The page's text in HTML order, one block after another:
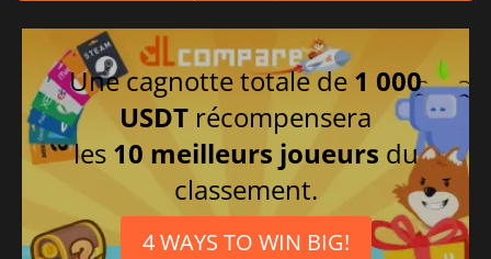
Une cagnotte totale de 1 000
USDT récompensera
les 10 meilleurs joueurs du
classement.
4 WAYS TO WIN BIG!